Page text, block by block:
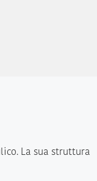
La sua struttura